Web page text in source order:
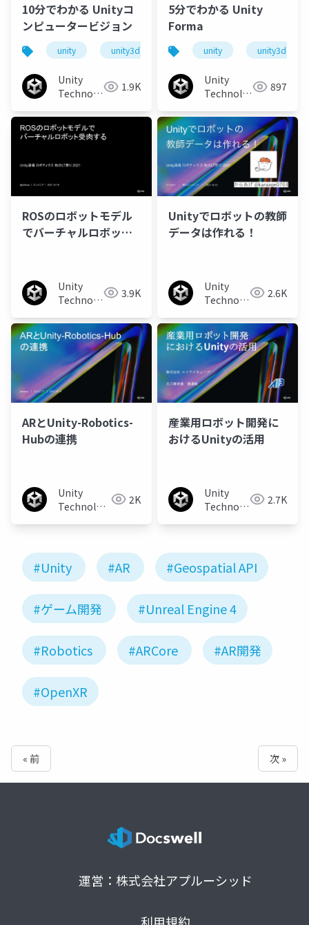
10分でわかる Unityコ
ンピュータービジョン
unity unity3d unity道場 unitydojo
Unity
Technologies 1.9K
5分でわかる Unity
Forma
unity unity3d
Unity
Technologies 897
ROSのロボットモデル
でバーチャルロボット
Unity
Technologies 3.9K
Unityでロボットの教師
データは作れる！
Unity
Technologies 2.6K
ARとUnity-Robotics-
Hubの連携
Unity
Technologies 2K
産業用ロボット開発に
おけるUnityの活用
Unity
Technologies 2.7K
#Unity #AR #Geospatial API
#ゲーム開発 #Unreal Engine 4
#Robotics #ARCore #AR開発
#OpenXR
« 前 次 »
運営：株式会社アプルーシッド